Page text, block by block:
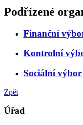
Podřízené
Finanční
Kontrolní
Sociální
Zpět
Úřad